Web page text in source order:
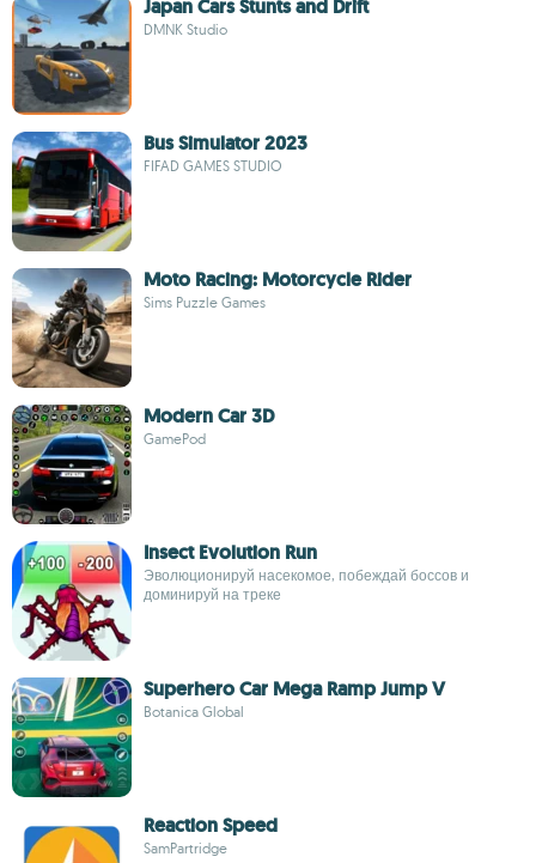
Japan Cars Stunts and Drift
DMNK Studio
Bus Simulator 2023
FIFAD GAMES STUDIO
Moto Racing: Motorcycle Rider
Sims Puzzle Games
Modern Car 3D
GamePod
Insect Evolution Run
Эволюционируй насекомое, побеждай боссов и
доминируй на треке
Superhero Car Mega Ramp Jump V
Botanica Global
Reaction Speed
SamPartridge